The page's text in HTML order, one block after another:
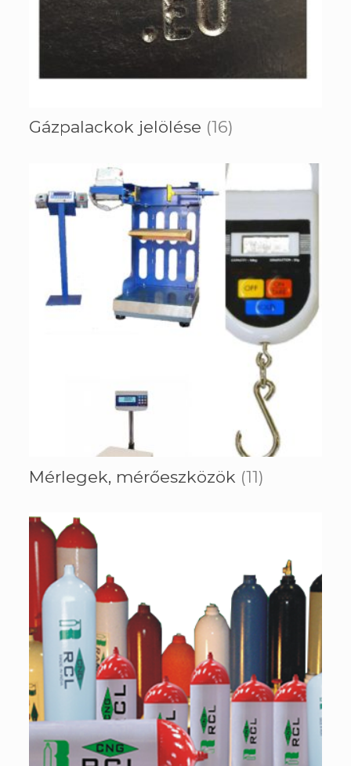
Gázpalackok jelölése (16)
Mérlegek, mérőeszközök (11)